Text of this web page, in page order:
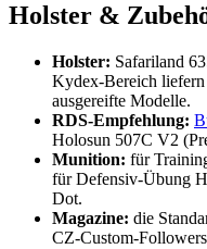
Holster &
Holster: Safariland
Kydex-Bereich
ausgereifte Modelle.
RDS-Empfehlung:
Holosun 507C V2
Munition: für
für Defensiv-Übung
Dot.
Magazine: die
CZ-Custom-